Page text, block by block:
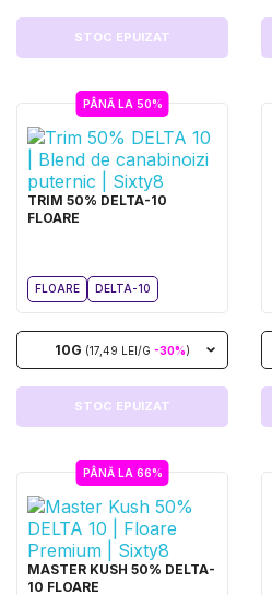
STOC EPUIZAT
PÂNĂ LA 50%
TRIM 50% DELTA-10
FLOARE
FLOARE DELTA-10
10G (17,49 LEI/G -30%)
STOC EPUIZAT
PÂNĂ LA 66%
MASTER KUSH 50% DELTA-
10 FLOARE